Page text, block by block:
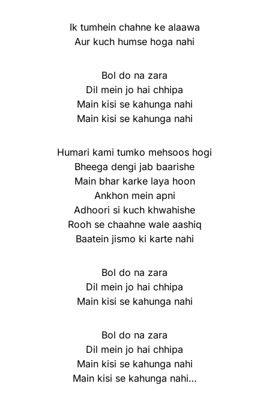
Ik tumhein chahne ke alaawa
Aur kuch humse hoga nahi
Bol do na zara
Dil mein jo hai chhipa
Main kisi se kahunga nahi
Main kisi se kahunga nahi
Humari kami tumko mehsoos hogi
Bheega dengi jab baarishe
Main bhar karke laya hoon
Ankhon mein apni
Adhoori si kuch khwahishe
Rooh se chaahne wale aashiq
Baatein jismo ki karte nahi
Bol do na zara
Dil mein jo hai chhipa
Main kisi se kahunga nahi
Bol do na zara
Dil mein jo hai chhipa
Main kisi se kahunga nahi
Main kisi se kahunga nahi…